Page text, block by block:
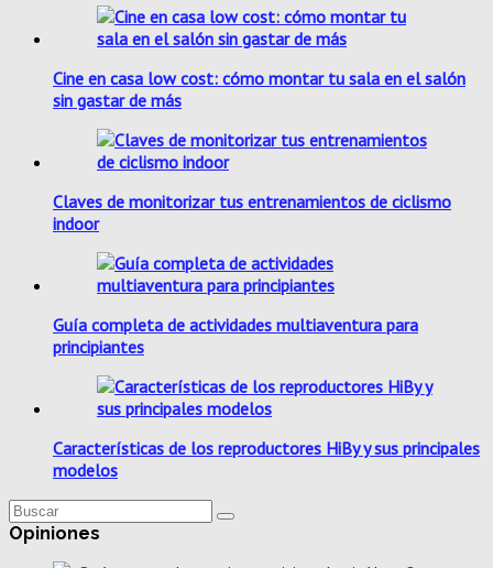
Cine en casa low cost: cómo montar tu sala en el salón
sin gastar de más
Claves de monitorizar tus entrenamientos de ciclismo
indoor
Guía completa de actividades multiaventura para
principiantes
Características de los reproductores HiBy y sus principales
modelos
Opiniones